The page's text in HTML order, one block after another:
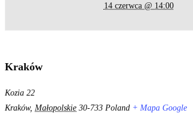
14 czerwca @ 14:00
Kraków
Kozia 22
Kraków, Małopolskie 30-733 Poland + Mapa Google